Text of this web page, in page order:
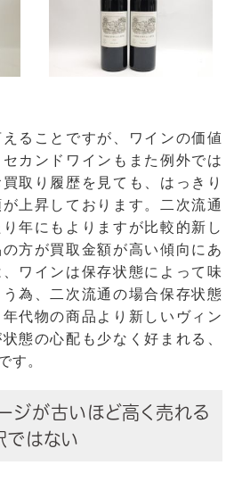
ることですが、ワインの価値
カンドワインもまた例外では
取り履歴を見ても、はっきり
上昇しております。二次流通
年にもよりますが比較的新し
方が買取金額が高い傾向にあ
ワインは保存状態によって味
為、二次流通の場合保存状態
代物の商品より新しいヴィン
態の心配も少なく好まれる、
す。
ジが古いほど高く売れる
ではない